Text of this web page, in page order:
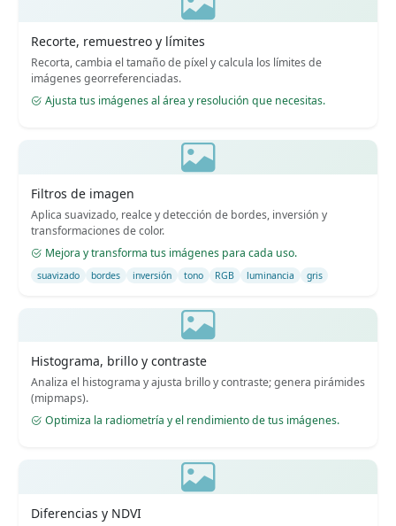
Recorte, remuestreo y límites
Recorta, cambia el tamaño de píxel y calcula los límites de
imágenes georreferenciadas.
Ajusta tus imágenes al área y resolución que necesitas.
Filtros de imagen
Aplica suavizado, realce y detección de bordes, inversión y
transformaciones de color.
Mejora y transforma tus imágenes para cada uso.
suavizado bordes inversión tono RGB luminancia gris
Histograma, brillo y contraste
Analiza el histograma y ajusta brillo y contraste; genera pirámides
(mipmaps).
Optimiza la radiometría y el rendimiento de tus imágenes.
Diferencias y NDVI